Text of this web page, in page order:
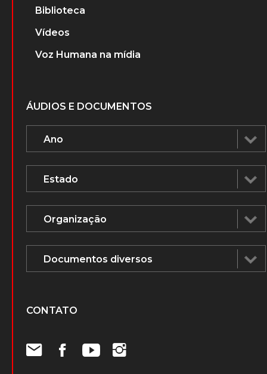
Biblioteca
Vídeos
Voz Humana na mídia
ÁUDIOS E DOCUMENTOS
CONTATO